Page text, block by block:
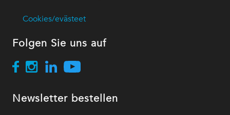
Cookies/evästeet
Folgen Sie uns auf
Newsletter bestellen